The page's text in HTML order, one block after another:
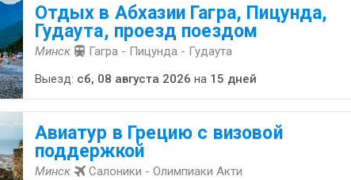
Отдых в Абхазии Гагра, Пицунда,
Гудаута, проезд поездом
Минск Гагра - Пицунда - Гудаута
Выезд: сб, 08 августа 2026 на 15 дней
Авиатур в Грецию с визовой
поддержкой
Минск Салоники - Олимпиаки Акти